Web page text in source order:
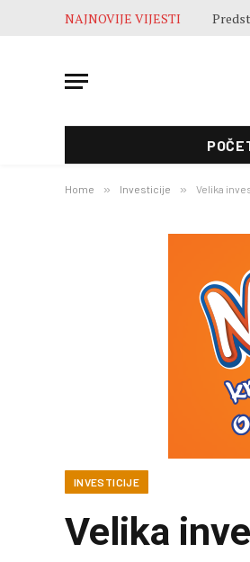
NAJNOVIJE VIJESTI
Home » Investicije » Velika
INVESTICIJE
Velika